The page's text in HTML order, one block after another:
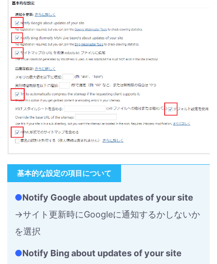
基本的な設定の項目について
●Notify Google about updates of your site
→サイト更新時にGoogleに通知するかしないか
を選択
●Notify Bing about updates of your site